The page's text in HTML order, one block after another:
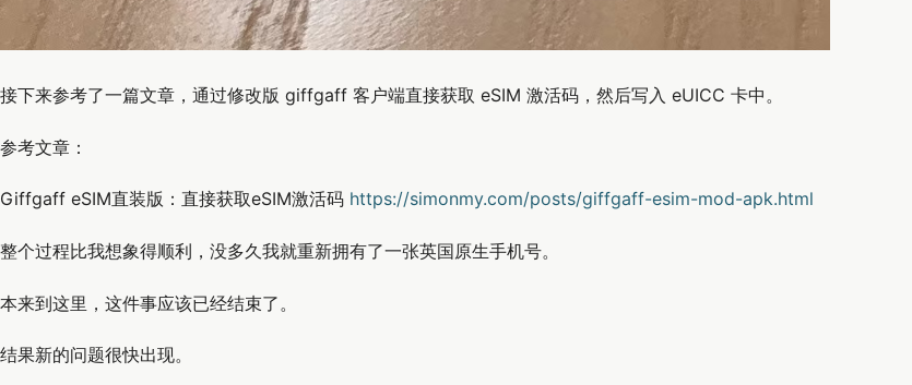
接下来参考了一篇文章，通过修改版 giffgaff 客户端直接获取 eSIM 激活码，然后写入 eUICC 卡中。
参考文章：
Giffgaff eSIM直装版：直接获取eSIM激活码 https://simonmy.com/posts/giffgaff-esim-mod-apk.html
整个过程比我想象得顺利，没多久我就重新拥有了一张英国原生手机号。
本来到这里，这件事应该已经结束了。
结果新的问题很快出现。